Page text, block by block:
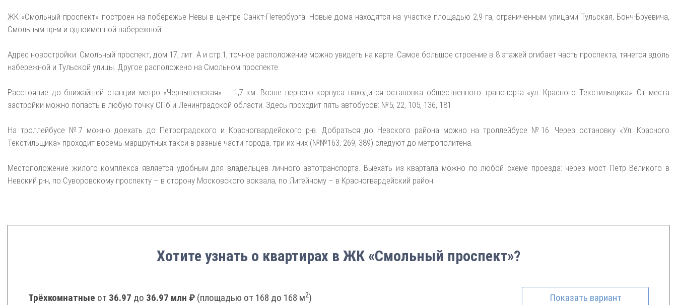
ЖК «Смольный проспект» построен на побережье Невы в центре Санкт-Петербурга. Новые дома находятся на участке площадью 2,9 га, ограниченным улицами Тульская, Бонч-Бруевича,
Смольным пр-м и одноименной набережной.
Адрес новостройки: Смольный проспект, дом 17, лит. А и стр.1, точное расположение можно увидеть на карте. Самое большое строение в 8 этажей огибает часть проспекта, тянется вдоль
набережной и Тульской улицы. Другое расположено на Смольном проспекте.
Расстояние до ближайшей станции метро «Чернышевская» – 1,7 км. Возле первого корпуса находится остановка общественного транспорта «ул. Красного Текстильщика». От места
застройки можно попасть в любую точку СПб и Ленинградской области. Здесь проходит пять автобусов: №5, 22, 105, 136, 181.
На троллейбусе №7 можно доехать до Петроградского и Красногвардейского р-в. Добраться до Невского района можно на троллейбусе №16. Через остановку «Ул. Красного
Текстильщика» проходит восемь маршрутных такси в разные части города, три их них (№№163, 269, 389) следуют до метрополитена.
Местоположение жилого комплекса является удобным для владельцев личного автотранспорта. Выехать из квартала можно по любой схеме проезда: через мост Петр Великого в
Невский р-н, по Суворовскому проспекту – в сторону Московского вокзала, по Литейному – в Красногвардейский район.
Хотите узнать о квартирах в ЖК «Смольный проспект»?
Трёхкомнатные от 36.97 до 36.97 млн ₽ (площадью от 168 до 168 м2) Показать вариант